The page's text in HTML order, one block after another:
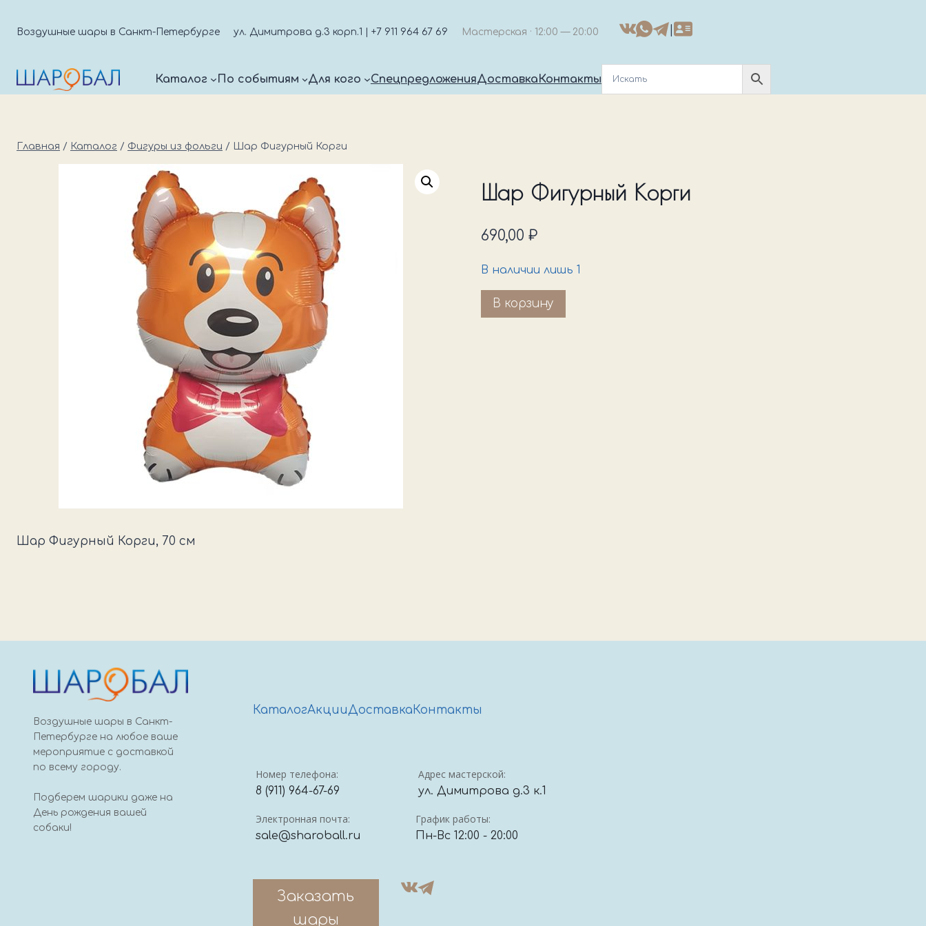
Воздушные шары в Санкт-Петербурге ул. Димитрова д.3 корп.1 | +7 911 964 67 69 Мастерская · 12:00 — 20:00
Каталог По событиям Для кого СпецпредложенияДоставка Контакты
Главная / Каталог / Фигуры из фольги / Шар Фигурный Корги
Шар Фигурный Корги
690,00 ₽
В наличии лишь 1
Количество
товара
В корзину
Шар Фигурный Корги, 70 см
Воздушные шары в Санкт-
Петербурге на любое ваше
мероприятие с доставкой
по всему городу.
Подберем шарики даже на
День рождения вашей
собаки!
КаталогАкцииДоставка Контакты
Номер телефона:
8 (911) 964-67-69
Адрес мастерской:
ул. Димитрова д.3 к.1
Электронная почта:
sale@sharoball.ru
График работы:
Пн-Вс 12:00 - 20:00
Заказать
шары